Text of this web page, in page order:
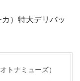
）特大デリバッ
トナミューズ）